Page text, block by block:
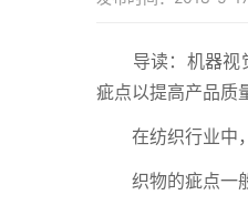
导读：机器视觉
疵点以提高产品质
在纺织行业中，
织物的疵点一般